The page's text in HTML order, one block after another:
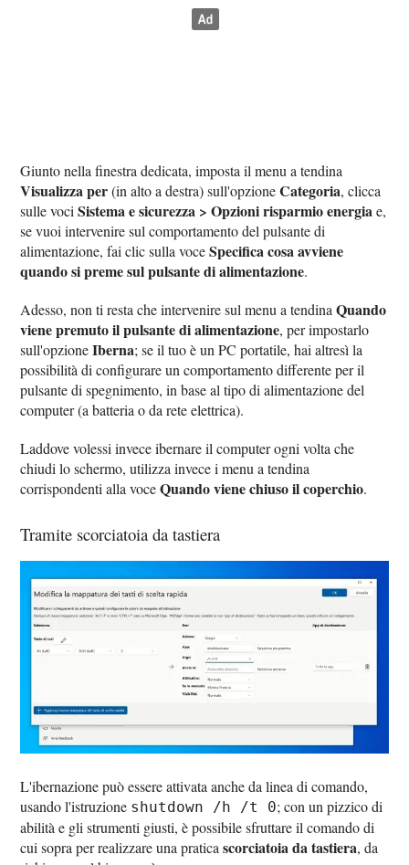
Giunto nella finestra dedicata, imposta il menu a tendina
Visualizza per(in alto a destra) sull'opzioneCategoria, clicca
sulle vociSistema e sicurezza > Opzioni risparmio energiae,
se vuoi intervenire sul comportamento del pulsante di
alimentazione, fai clic sulla voceSpecifica cosa avviene
quando si preme sul pulsante di alimentazione.
Adesso, non ti resta che intervenire sul menu a tendinaQuando
viene premuto il pulsante di alimentazione, per impostarlo
sull'opzioneIberna; se il tuo è un PC portatile, hai altresì la
possibilità di configurare un comportamento differente per il
pulsante di spegnimento, in base al tipo di alimentazione del
computer (a batteria o da rete elettrica).
Laddove volessi invece ibernare il computer ogni volta che
chiudi lo schermo, utilizza invece i menu a tendina
corrispondenti alla voceQuando viene chiuso il coperchio.
Tramite scorciatoia da tastiera
L'ibernazione può essere attivata anche da linea di comando,
usando l'istruzione shutdown /h /t 0; con un pizzico di
abilità e gli strumenti giusti, è possibile sfruttare il comando di
cui sopra per realizzare una praticascorciatoia da tastiera, da